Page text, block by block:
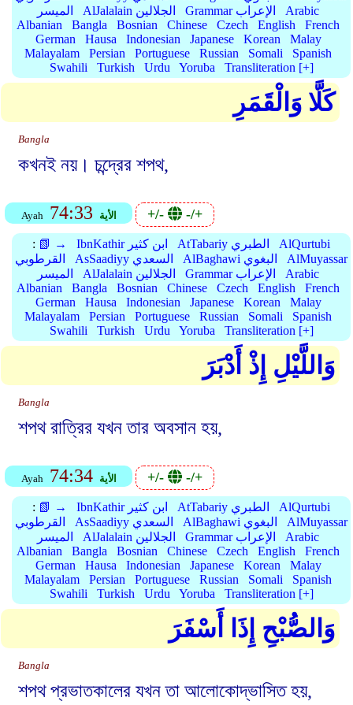
الميسر
AlJalalain الجلالين Grammar الإعراب
Arabic
Albanian
Bangla Bosnian Chinese Czech English
French
German
Hausa Indonesian Japanese Korean
Malay
Malayalam
Persian Portuguese Russian Somali
Spanish
Swahili
Turkish Urdu Yoruba Transliteration [+]
كَلَّا وَالْقَمَرِ
Bangla
কখনই নয়। চন্দ্রের শপথ,
Ayah 74:33 الأية +/- -/+
: 📗 → IbnKathir ابن كثير AtTabariy الطبري
AlQurtubi
القرطوبي
AsSaadiyy السعدي AlBaghawi البغوي
AlMuyassar
الميسر
AlJalalain الجلالين Grammar الإعراب
Arabic
Albanian
Bangla Bosnian Chinese Czech English
French
German
Hausa Indonesian Japanese Korean
Malay
Malayalam
Persian Portuguese Russian Somali
Spanish
Swahili
Turkish Urdu Yoruba Transliteration [+]
وَاللَّيْلِ إِذْ أَدْبَرَ
Bangla
শপথ রাত্রির যখন তার অবসান হয়,
Ayah 74:34 الأية +/- -/+
: 📗 → IbnKathir ابن كثير AtTabariy الطبري
AlQurtubi
القرطوبي
AsSaadiyy السعدي AlBaghawi البغوي
AlMuyassar
الميسر
AlJalalain الجلالين Grammar الإعراب
Arabic
Albanian
Bangla Bosnian Chinese Czech English
French
German
Hausa Indonesian Japanese Korean
Malay
Malayalam
Persian Portuguese Russian Somali
Spanish
Swahili
Turkish Urdu Yoruba Transliteration [+]
وَالصُّبْحِ إِذَا أَسْفَرَ
Bangla
শপথ প্রভাতকালের যখন তা আলোকোদ্ভাসিত হয়,